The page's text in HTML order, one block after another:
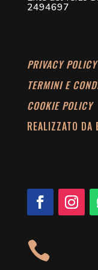
2494697
PRIVACY POLICY
TERMINI E
COOKIE POLICY
REALIZZATO DA
